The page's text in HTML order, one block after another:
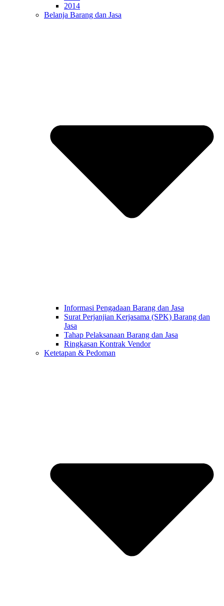
2014
Belanja Barang dan Jasa
Informasi Pengadaan Barang dan Jasa
Surat Perjanjian Kerjasama (SPK) Barang dan
Jasa
Tahap Pelaksanaan Barang dan Jasa
Ringkasan Kontrak Vendor
Ketetapan & Pedoman